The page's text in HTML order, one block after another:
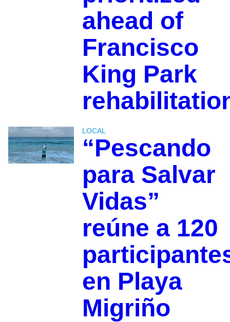
ahead of
Francisco
King Park
LOCAL
“Pescando
para Salvar
Vidas”
reúne a 120
en Playa
Migriño